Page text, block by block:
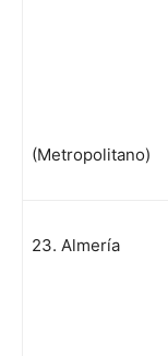
(Metropolitano)
23. Almería